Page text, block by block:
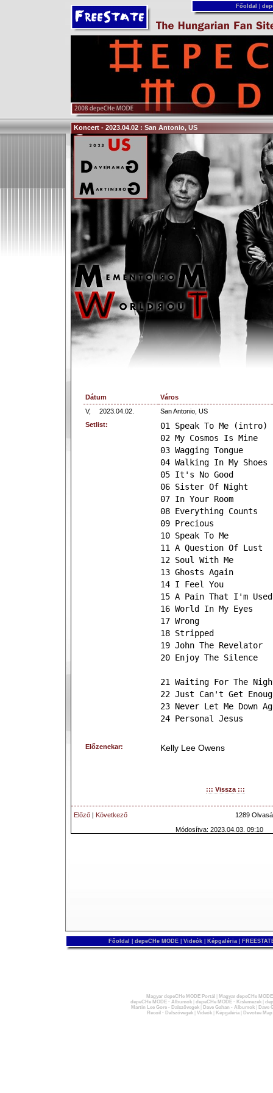
Főoldal
Koncert - 2023.04.02 : San Antonio, US
Dátum
Város
V,
2023.04.02.
San Antonio, US
Setlist:
01 Speak To Me (intro)
02 My Cosmos Is Mine
03 Wagging Tongue
04 Walking In My Shoes
05 It's No Good
06 Sister Of Night
07 In Your Room
08 Everything Counts
09 Precious
10 Speak To Me
11 A Question Of Lust
12 Soul With Me
13 Ghosts Again
14 I Feel You
15 A Pain That I'm
16 World In My Eyes
17 Wrong
18 Stripped
19 John The Revelator
20 Enjoy The Silence
21 Waiting For The
22 Just Can't Get
23 Never Let Me Down
24 Personal Jesus
Előzenekar: Kelly Lee Owens
::: Vissza :::
Előző | Következő
1289
Módosítva: 2023.04.03. 09:10
Főoldal depeCHe MODE Videók Képgaléria
Magyar depeCHe MODE Portál
Magyar depeCHe
depeCHe MODE - Albumok| depeCHe MODE - Kislemezek|
Martin Lee Gore - Dalszövegek| Dave Gahan - Albumok|
Dave
Recoil - Dalszövegek| Videók| Képgaléria| Devotee Map